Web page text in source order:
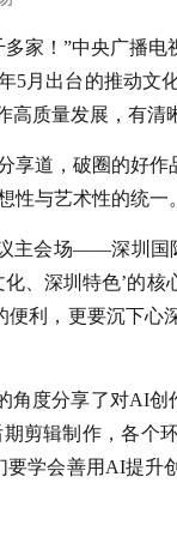
家！”中央广播
月出台的推动文
质量发展，有清
享道，破圈的好
性与艺术性的统一。
主会场——深圳国
、深圳特色’的
利，更要沉下
角度分享了对AI
剪辑制作，各个
学会善用AI提